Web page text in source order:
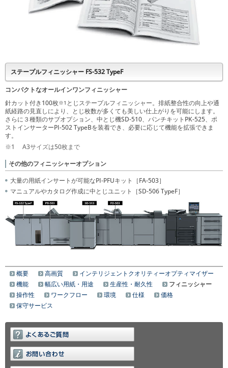
ステープルフィニッシャー FS-532 TypeF
コンパクトなオールインワンフィニッシャー
針カット付き100枚※1 とじステープルフィニッシャー。排紙整合性の向上や通
紙経路の見直しにより、とじ枚数が多くても美しい仕上がりを可能にします。
さらに３種類のサブオプション、中とじ機SD-510、パンチキットPK-525、ポ
ストインサーターPI-502 TypeBを装着でき、必要に応じて機能を拡張できま
す。
※1
A3サイズは50枚まで
その他のフィニッシャーオプション
大量の用紙インサートが可能なPI-PFUキット［FA-503］
マニュアルやカタログ作成に中とじユニット［SD-506 TypeF］
概要 高画質
インテリジェントクオリティーオプティマイザー
機能
幅広い用紙・用途 生産性・耐久性
フィニッシャー
操作性
ワークフロー 環境 仕様
価格
保守サービス